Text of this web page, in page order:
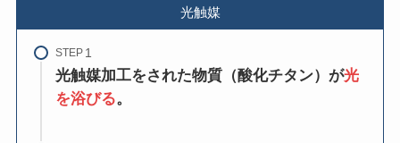
光触媒
STEP
光触媒加工をされた物質（酸化チタン）が光
を浴びる。